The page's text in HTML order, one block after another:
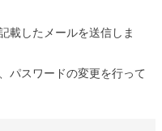
載したメールを送信しま
パスワードの変更を行って